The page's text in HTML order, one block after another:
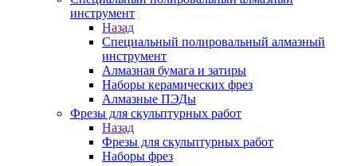
инструмент
Назад
Специальный полировальный алмазный
инструмент
Алмазная бумага и затиры
Наборы керамических фрез
Алмазные ПЭДы
Фрезы для скульптурных работ
Назад
Фрезы для скульптурных работ
Наборы фрез